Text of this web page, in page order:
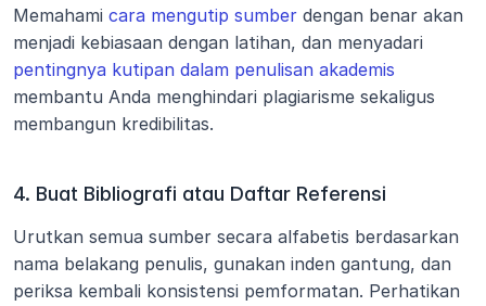
Memahami cara mengutip sumber dengan benar akan
menjadi kebiasaan dengan latihan, dan menyadari
pentingnya kutipan dalam penulisan akademis
membantu Anda menghindari plagiarisme sekaligus
membangun kredibilitas.
4. Buat Bibliografi atau Daftar Referensi
Urutkan semua sumber secara alfabetis berdasarkan
nama belakang penulis, gunakan inden gantung, dan
periksa kembali konsistensi pemformatan. Perhatikan